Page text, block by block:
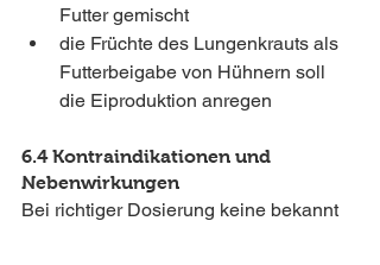
Futter gemischt
die Früchte des Lungenkrauts als
Futterbeigabe von Hühnern soll
die Eiproduktion anregen
6.4 Kontraindikationen und
Nebenwirkungen
Bei richtiger Dosierung keine bekannt